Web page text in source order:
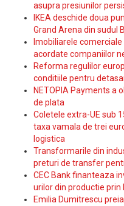
asupra presiunilor
IKEA deschide doua
Grand Arena din sudul
Imobiliarele
acordate companiilor
Reforma regulilor
conditiile pentru
NETOPIA Payments a
de plata
Coletele extra-UE sub
taxa vamala de trei
logistica
Transformarile din
preturi de transfer
CEC Bank finanteaza
urilor din productie prin
Emilia Dumitrescu